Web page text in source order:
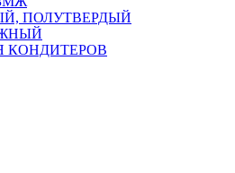
ПОЛУТВЕРДЫЙ
КОНДИТЕРОВ